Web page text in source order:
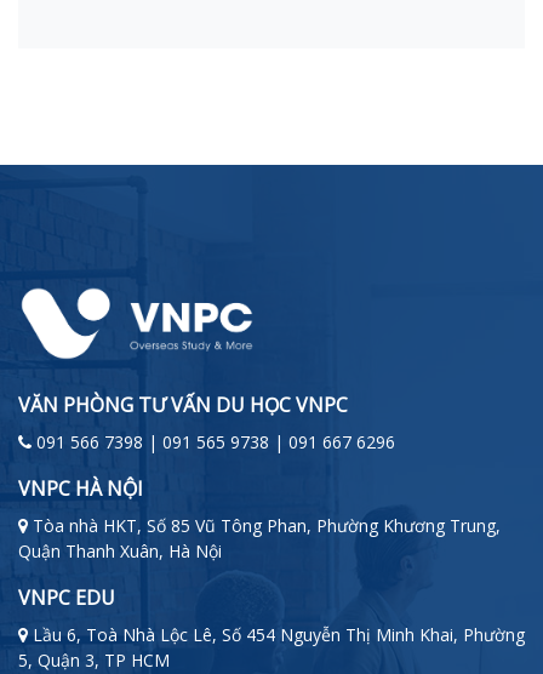
VĂN PHÒNG TƯ VẤN DU HỌC VNPC
091 566 7398 | 091 565 9738 | 091 667 6296
VNPC HÀ NỘI
Tòa nhà HKT, Số 85 Vũ Tông Phan, Phường Khương Trung,
Quận Thanh Xuân, Hà Nội
VNPC EDU
Lầu 6, Toà Nhà Lộc Lê, Số 454 Nguyễn Thị Minh Khai, Phường
5, Quận 3, TP HCM